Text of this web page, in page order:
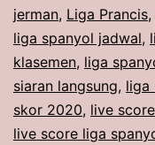
jerman, Liga Prancis,
liga spanyol jadwal,
klasemen, liga
siaran langsung, liga
skor 2020, live
live score liga